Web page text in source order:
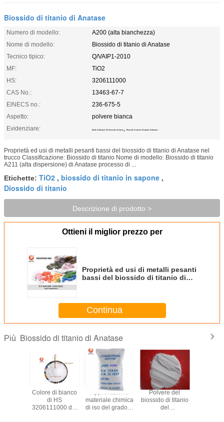
Biossido di titanio di Anatase
Numero di modello:
A200 (alta bianchezza)
Nome di modello:
Biossido di titanio di Anatase
Tecnico tipico:
Q/VAIP1-2010
MF:
TiO2
HS:
3206111000
CAS No.:
13463-67-7
ElNECS no.:
236-675-5
Aspetto:
polvere bianca
Evidenziare:
Grado di Anatase del biossido di titanio , Biossido di titanio del grado di Anatase
Proprietà ed usi di metalli pesanti bassi del biossido di titanio di Anatase nel
trucco Classificazione: Biossido di titanio Nome di modello: Biossido di titanio
A211 (alta dispersione) di Anatase processo di ...
Etichette: TiO2 , biossido di titanio in sapone ,
Diossido di titanio
Descrizione di prodotto >
Ottieni il miglior prezzo per
Proprietà ed usi di metalli pesanti
bassi del biossido di titanio di
Continua
Più Biossido di titanio di Anatase
Colore di bianco
di HS
3206111000 del
Approvazione
materiale chimica
di iso del grado di
Polvere del
biossido di titanio
del